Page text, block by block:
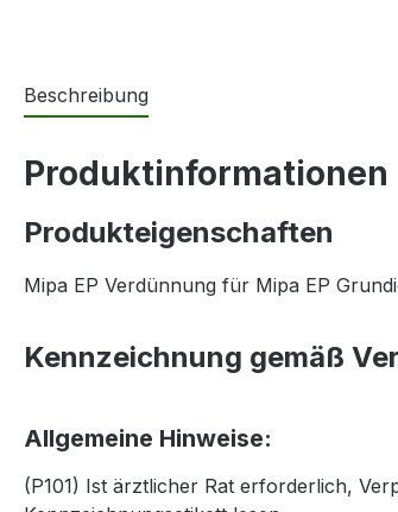
Beschreibung
Produktinformationen
Produkteigenschaften
Mipa EP Verdünnung für Mipa EP
Kennzeichnung gemäß
Allgemeine Hinweise:
(P101) Ist ärztlicher Rat erforderlich,